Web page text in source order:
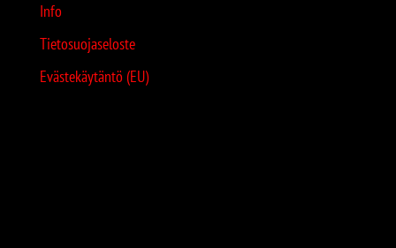
Info
Tietosuojaseloste
Evästekäytäntö (EU)